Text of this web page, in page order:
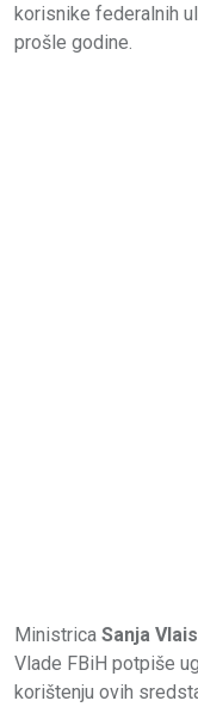
korisnike federalnih
prošle godine.
Ministrica Sanja
Vlade FBiH potpiše
korištenju ovih